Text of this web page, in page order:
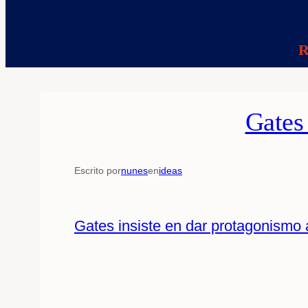
Escrito pornunesenideas
Gates insiste en dar protagonismo